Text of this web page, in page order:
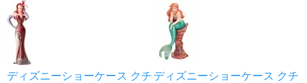
ディズニーショーケース クチ ディズニーショーケース クチ